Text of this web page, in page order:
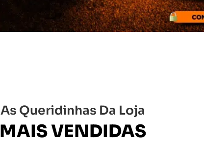
As Queridinhas Da Loja
MAIS VENDIDAS